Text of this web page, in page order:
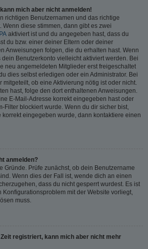
mich aber nicht anmelden!
richtigen Benutzernamen und das richtige
Wenn diese stimmen, dann gibt es zwei
aktiviert ist und du angegeben hast, dass du
du bzw. einer deiner Eltern oder deiner
Anweisungen folgen, die du erhalten hast. Wenn
Benutzerkonto vielleicht aktiviert werden. Bei
neu angemeldeten Mitglieder erst freigeschaltet
dies selbst erledigen oder ein Administrator. Bei
ob eine Aktivierung nötig ist oder nicht.
hast, folge den dort enthaltenen Anweisungen.
E-Mail-Adresse korrekt eingegeben hast oder
Filter blockiert wurde. Wenn du dir sicher bist,
eingegeben wurde, dann kontaktiere einen
anmelden?
Gründe. Prüfe zunächst, ob dein Benutzername
Wenn dies der Fall ist, wende dich an einen
dass du nicht gesperrt wurdest. Es ist
mit der Website vorliegt,
muss.
registriert, kann mich aber nicht mehr